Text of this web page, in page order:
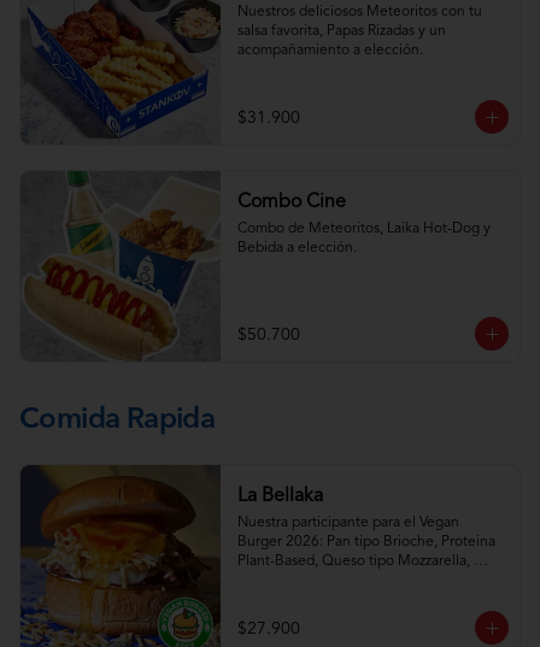
Nuestros deliciosos Meteoritos con tu
salsa favorita, Papas Rizadas y un
acompañamiento a elección.
$31.900
Combo Cine
Combo de Meteoritos, Laika Hot-Dog y
Bebida a elección.
$50.700
Comida Rapida
La Bellaka
Nuestra participante para el Vegan
Burger 2026: Pan tipo Brioche, Proteina
Plant-Based, Queso tipo Mozzarella,
Piña (viene por aparte).  *No se hacen
cambios de ingredientes*
$27.900